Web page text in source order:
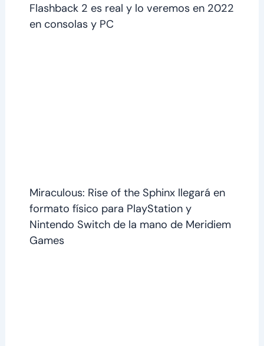
Flashback 2 es real y lo veremos en 2022
en consolas y PC
Miraculous: Rise of the Sphinx llegará en
formato físico para PlayStation y
Nintendo Switch de la mano de Meridiem
Games